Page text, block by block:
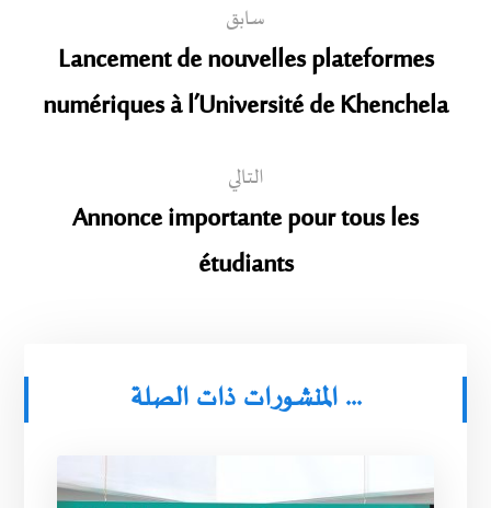
سابق
Lancement de nouvelles plateformes
numériques à l’Université de Khenchela
التالي
Annonce importante pour tous les
étudiants
المنشورات ذات الصلة ...